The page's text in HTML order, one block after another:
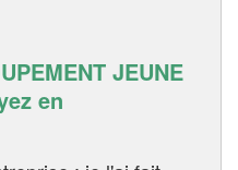
JEUNE
en